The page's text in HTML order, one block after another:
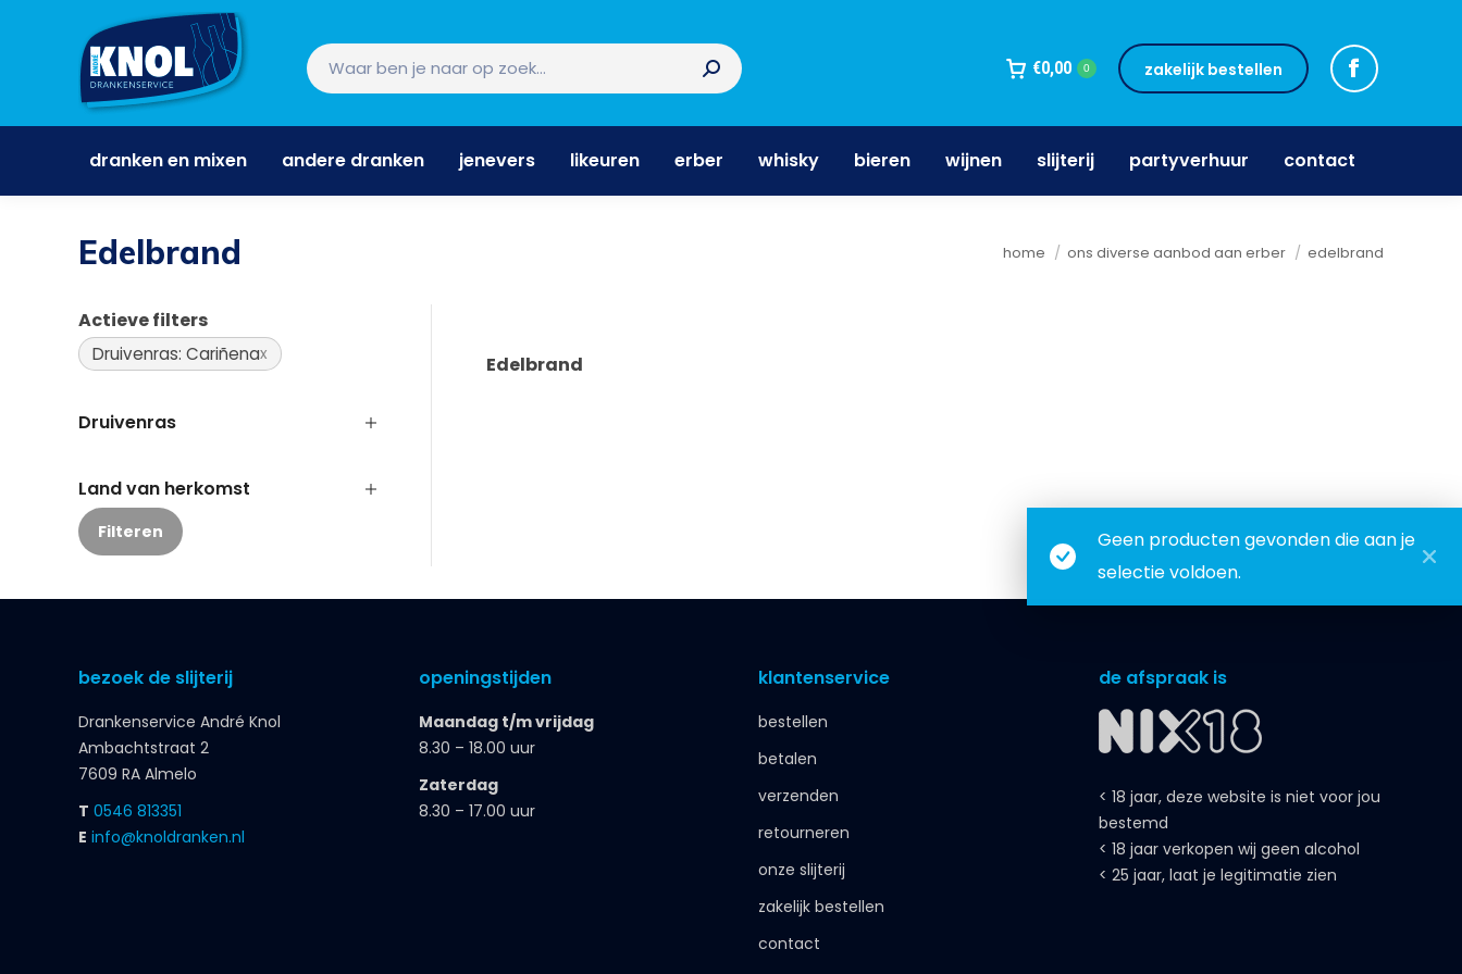
€0,00 0 zakelijk bestellen
dranken en mixen andere dranken jenevers likeuren erber whisky bieren wijnen slijterij partyverhuur contact
Edelbrand Je bent hier:
home ons diverse aanbod aan erber edelbrand
Geen producten gevonden die aan je
selectie voldoen.
Edelbrand
Actieve filters
Druivenras: Cariñena
Druivenras
Land van herkomst
Filteren
bezoek de slijterij
Drankenservice André Knol
Ambachtstraat 2
7609 RA Almelo
T 0546 813351
E info@knoldranken.nl
openingstijden
Maandag t/m vrijdag
8.30 – 18.00 uur
Zaterdag
8.30 – 17.00 uur
klantenservice
bestellen
betalen
verzenden
retourneren
onze slijterij
zakelijk bestellen
contact
de afspraak is
< 18 jaar, deze website is niet voor jou
bestemd
< 18 jaar verkopen wij geen alcohol
< 25 jaar, laat je legitimatie zien
dranken en mixen